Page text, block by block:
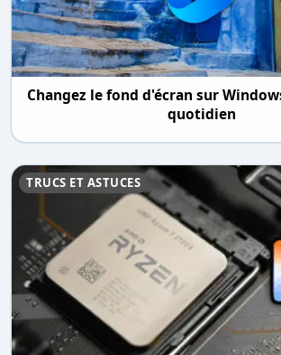
Changez le fond d'écran sur
quotidien
TRUCS ET ASTUCES